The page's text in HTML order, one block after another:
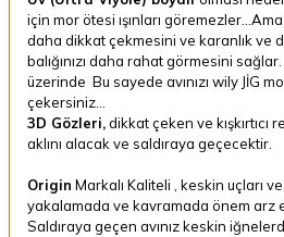
için mor ötesi ışınları
daha dikkat çekmesini ve karanlık ve
balığınızı daha rahat görmesini sağlar.
üzerinde Bu sayede avınızı wily JİG
çekersiniz...
3D Gözleri,dikkat çeken ve kışkırtıcı
aklını alacak ve saldıraya geçecektir.
Origin Markalı Kaliteli , keskin uçları
yakalamada ve kavramada önem arz
Saldıraya geçen avınız keskin